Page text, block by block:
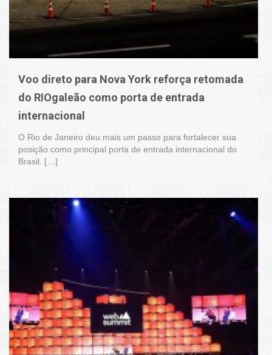
Voo direto para Nova York reforça retomada
do RIOgaleão como porta de entrada
internacional
O Rio de Janeiro deu mais um passo para fortalecer sua
posição como principal porta de entrada internacional do
Brasil. […]